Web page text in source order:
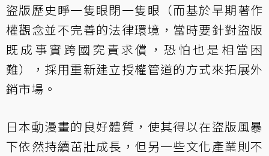
盜版歷史睜一隻眼閉一隻眼（而基於早期著作
權觀念並不完善的法律環境，當時要針對盜版
既成事實跨國究責求償，恐怕也是相當困
難），採用重新建立授權管道的方式來拓展外
銷市場。
日本動漫畫的良好體質，使其得以在盜版風暴
下依然持續茁壯成長，但另一些文化產業則不